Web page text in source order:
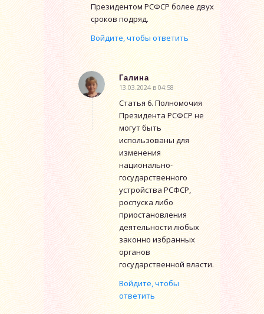
Президентом РСФСР более двух
сроков подряд.
Войдите, чтобы ответить
Галина
говорит:
13.03.2024 в 04:58
Статья 6. Полномочия
Президента РСФСР не
могут быть
использованы для
изменения
национально-
государственного
устройства РСФСР,
роспуска либо
приостановления
деятельности любых
законно избранных
органов
государственной власти.
Войдите, чтобы
ответить